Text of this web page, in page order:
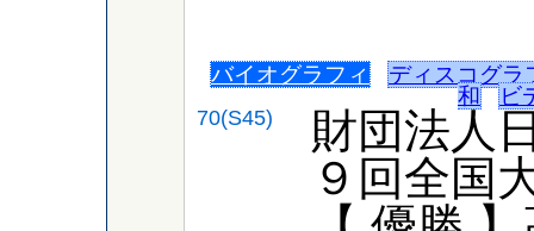
バイオグラフィ
ディスコグラ
和
ビ
70(S45)
財団法人
９回全国